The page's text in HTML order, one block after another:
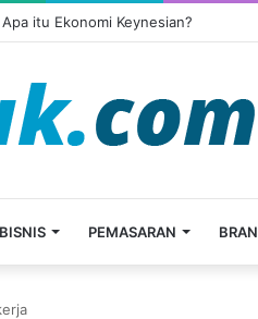
Apa itu Ekonomi Keynesian?
BISNIS PEMASARAN